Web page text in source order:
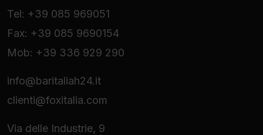
Tel: +39 085 969051
Fax: +39 085 9690154
Mob: +39 336 929 290
info@baritaliah24.it
clienti@foxitalia.com
Via delle Industrie, 9